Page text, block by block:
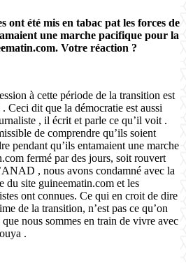
ont été mis en tabac pat les forces de
une marche pacifique pour la
Votre réaction ?
à cette période de la transition est
Ceci dit que la démocratie est aussi
, il écrit et parle ce qu’il voit .
de comprendre qu’ils soient
pendant qu’ils entamaient une marche
fermé par des jours, soit rouvert
, nous avons condamné avec la
du site guineematin.com et les
ont connues. Ce qui en croit de dire
de la transition, n’est pas ce qu’on
nous sommes en train de vivre avec
.